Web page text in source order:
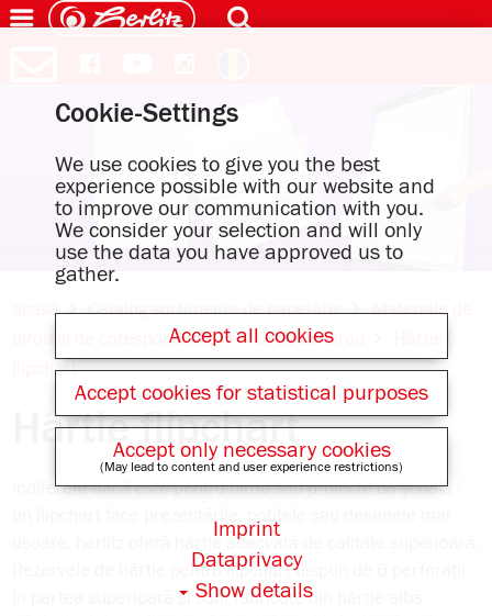
acasă Catalog sortimente de papetărie
Materiale de
birou și de corespondență
Hârtie de birou
flipchart
Hârtie flipchart
Indiferent dacă este pentru birou sau proiecte de școală -
ușoare. herlitz oferă hârtie adecvată de calitate superioară.
Rezervele de hârtie pentru flipchart dispun de 6 perforații
în partea superioară și sunt fabricate din hârtie albă
Cookie-Settings
We use cookies to give you the best
experience possible with our website and
to improve our communication with you.
We consider your selection and will only
use the data you have approved us to
gather.
Accept all cookies
Accept cookies for statistical purposes
Accept only necessary cookies
(May lead to content and user experience restrictions)
Show details
Dataprivacy
Imprint